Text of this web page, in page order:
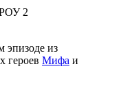
2
эпизоде из
героев Мифа и